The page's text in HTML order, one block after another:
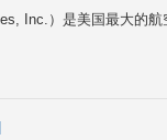
Inc.）是美国最大的